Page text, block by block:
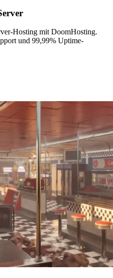
Hosting mit DoomHosting.
und 99,99% Uptime-